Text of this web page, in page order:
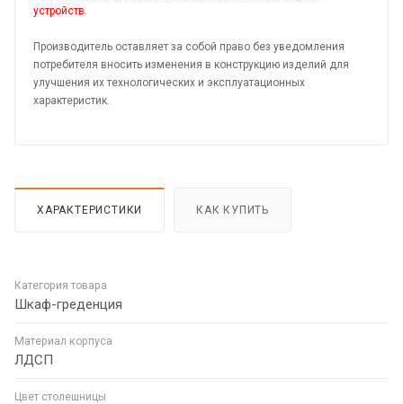
устройств.
Производитель оставляет за собой право без уведомления
потребителя вносить изменения в конструкцию изделий для
улучшения их технологических и эксплуатационных
характеристик.
ХАРАКТЕРИСТИКИ КАК КУПИТЬ
Категория товара
Шкаф-греденция
Материал корпуса
ЛДСП
Цвет столешницы